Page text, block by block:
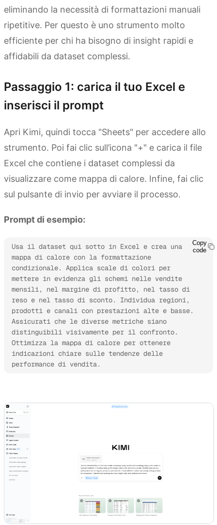
eliminando la necessità di formattazioni manuali
ripetitive. Per questo è uno strumento molto
efficiente per chi ha bisogno di insight rapidi e
affidabili da dataset complessi.
Passaggio 1: carica il tuo Excel e
inserisci il prompt
Apri Kimi, quindi tocca "Sheets" per accedere allo
strumento. Poi fai clic sull’icona "+" e carica il file
Excel che contiene i dataset complessi da
visualizzare come mappa di calore. Infine, fai clic
sul pulsante di invio per avviare il processo.
Prompt di esempio:
Usa il dataset qui sotto in Excel e crea una
mappa di calore con la formattazione
condizionale. Applica scale di colori per
mettere in evidenza gli schemi nelle vendite
mensili, nel margine di profitto, nel tasso di
reso e nel tasso di sconto. Individua regioni,
prodotti e canali con prestazioni alte e basse.
Assicurati che le diverse metriche siano
distinguibili visivamente per il confronto.
Ottimizza la mappa di calore per ottenere
indicazioni chiare sulle tendenze delle
performance di vendita.
Copy
code